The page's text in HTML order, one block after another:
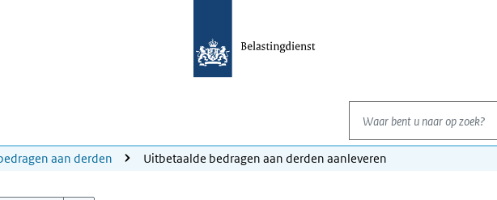
Waar bent u naar op
aan derden Uitbetaalde bedragen aan derden aanleveren